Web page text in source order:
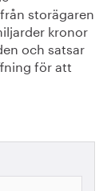
storägaren
kronor
och satsar
för att